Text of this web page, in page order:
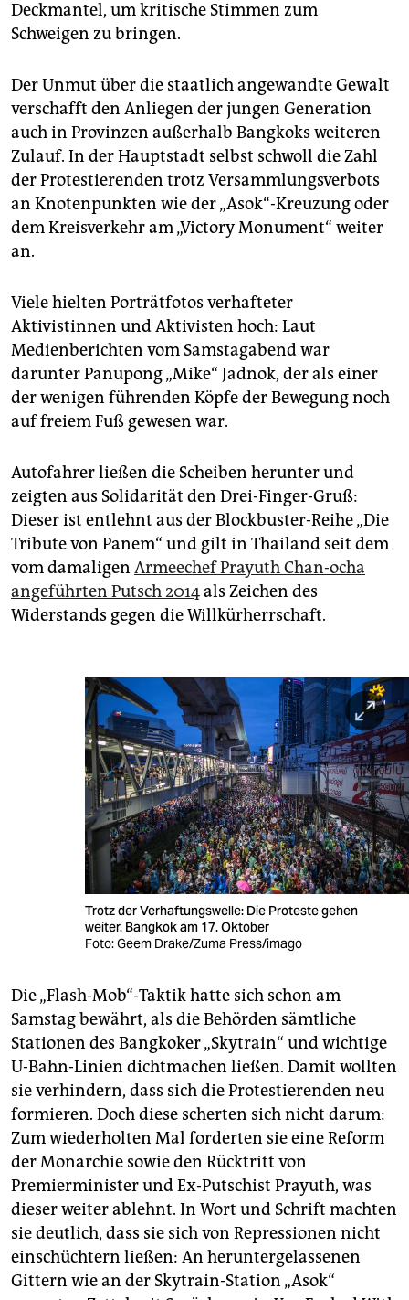
Deckmantel, um kritische Stimmen zum
Schweigen zu bringen.
Der Unmut über die staatlich angewandte Gewalt
verschafft den Anliegen der jungen Generation
auch in Provinzen außerhalb Bangkoks weiteren
Zulauf. In der Hauptstadt selbst schwoll die Zahl
der Protestierenden trotz Versammlungsverbots
an Knotenpunkten wie der „Asok“-Kreuzung oder
dem Kreisverkehr am „Victory Monument“ weiter
an.
Viele hielten Porträtfotos verhafteter
Aktivistinnen und Aktivisten hoch: Laut
Medienberichten vom Samstagabend war
darunter Panupong „Mike“ Jadnok, der als einer
der wenigen führenden Köpfe der Bewegung noch
auf freiem Fuß gewesen war.
Autofahrer ließen die Scheiben herunter und
zeigten aus Solidarität den Drei-Finger-Gruß:
Dieser ist entlehnt aus der Blockbuster-Reihe „Die
Tribute von Panem“ und gilt in Thailand seit dem
vom damaligen Armeechef Prayuth Chan-ocha
angeführten Putsch 2014als Zeichen des
Widerstands gegen die Willkürherrschaft.
Trotz der Verhaftungswelle: Die Proteste gehen
weiter. Bangkok am 17. Oktober
Foto: Geem Drake/Zuma Press/imago
Die „Flash-Mob“-Taktik hatte sich schon am
Samstag bewährt, als die Behörden sämtliche
Stationen des Bangkoker „Skytrain“ und wichtige
U-Bahn-Linien dichtmachen ließen. Damit wollten
sie verhindern, dass sich die Protestierenden neu
formieren. Doch diese scherten sich nicht darum:
Zum wiederholten Mal forderten sie eine Reform
der Monarchie sowie den Rücktritt von
Premierminister und Ex-Putschist Prayuth, was
dieser weiter ablehnt. In Wort und Schrift machten
sie deutlich, dass sie sich von Repressionen nicht
einschüchtern ließen: An heruntergelassenen
Gittern wie an der Skytrain-Station „Asok“